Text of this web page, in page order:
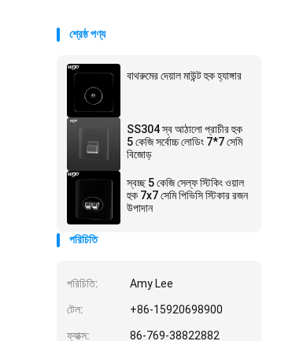
শ্রেষ্ঠ পণ্য
বাথরুমের দেয়াল মাউন্ট হুক হ্যাঙ্গার
SS304 স্ব আঠালো প্রাচীর হুক
5 কেজি সর্বোচ্চ লোডিং 7*7 সেমি
বিজোড়
স্বচ্ছ 5 কেজি সেল্ফ স্টিকিং ওয়াল
হুক 7x7 সেমি পিভিসি স্টিকার রজন
উপাদান
পরিচিতি
পরিচিতি: Amy Lee
টেল: +86-15920698900
ফ্যাক্স: 86-769-38822882